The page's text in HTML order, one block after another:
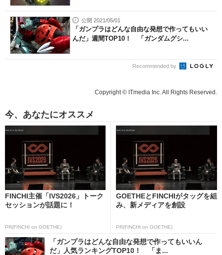
公開 2021/05/01
「ガンプラはどんな自由な発想で作ってもいい
んだ」週間TOP10！ 「ガンダムグシ...
Recommended by
Copyright © ITmedia Inc. All Rights Reserved.
今、あなたにオススメ
FINCHI主催「IVS2026」トーク
セッションが話題に！
PR(FINCHI on GOETHE)
GOETHEとFINCHIがタッグを組
み、新メディアを創設
PR(FINCHI on GOETHE)
「ガンプラはどんな自由な発想で作ってもいいん
だ」人気ランキングTOP10！ 「ま...